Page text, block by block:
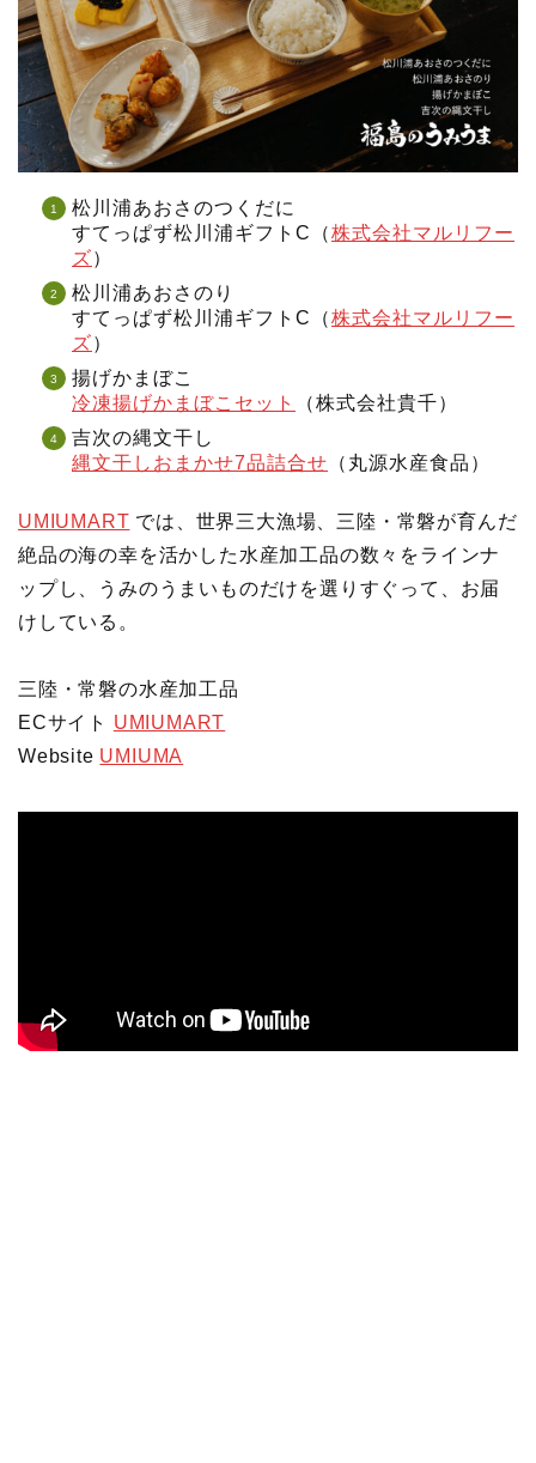
松川浦あおさのつくだに
すてっぱず松川浦ギフトC（株式会社マルリフー
ズ）
松川浦あおさのり
すてっぱず松川浦ギフトC（株式会社マルリフー
ズ）
揚げかまぼこ
冷凍揚げかまぼこセット
（株式会社貴千）
吉次の縄文干し
縄文干しおまかせ7品詰合せ （丸源水産食品）
UMIUMART では、世界三大漁場、三陸・常磐が育んだ
絶品の海の幸を活かした水産加工品の数々をラインナ
ップし、うみのうまいものだけを選りすぐって、お届
けしている。
三陸・常磐の水産加工品
ECサイト UMIUMART
Website UMIUMA